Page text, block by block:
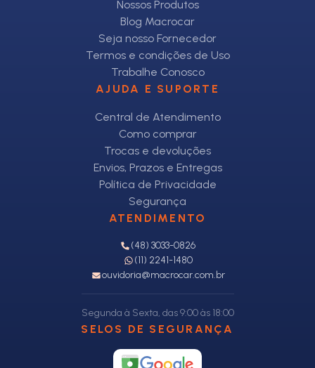
Nossos Produtos
Blog Macrocar
Seja nosso Fornecedor
Termos e condições de Uso
Trabalhe Conosco
AJUDA E SUPORTE
Central de Atendimento
Como comprar
Trocas e devoluções
Envios, Prazos e Entregas
Política de Privacidade
Segurança
ATENDIMENTO
(48) 3033-0826
(11) 2241-1480
ouvidoria@macrocar.com.br
Segunda à Sexta, das 9:00 às 18:00
SELOS DE SEGURANÇA